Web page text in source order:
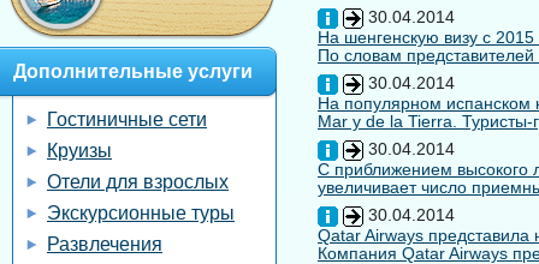
30.04.2014
На шенгенскую визу с 2015
По словам
30.04.2014
На популярном испанском
Mar y de la Tierra. Туристы-
30.04.2014
С приближением высокого
увеличивает число
30.04.2014
Qatar Airways
Компания Qatar Airways
Дополнительные услуги
Гостиничные сети
Круизы
Отели для взрослых
Экскурсионные туры
Развлечения